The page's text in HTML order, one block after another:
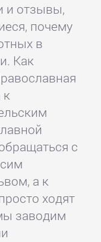
и отзывы,
почему
в
Как
к
с
а к
ходят
заводим